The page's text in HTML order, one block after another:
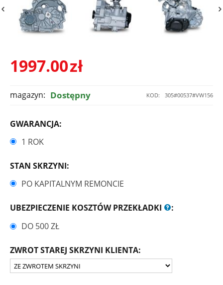
1997.00zł
KOD: 305#00537#VW156
magazyn: Dostępny
GWARANCJA:
1 ROK
STAN SKRZYNI:
PO KAPITALNYM REMONCIE
UBEZPIECZENIE KOSZTÓW PRZEKŁADKI
:
DO 500 ZŁ
ZWROT STAREJ SKRZYNI KLIENTA: